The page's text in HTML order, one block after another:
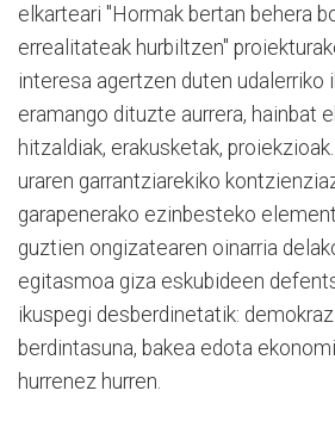
elkarteari "Hormak bertan behera
errealitateak hurbiltzen"
interesa agertzen duten udalerriko
eramango dituzte aurrera, hainbat
hitzaldiak, erakusketak,
uraren garrantziarekiko
garapenerako ezinbesteko
guztien ongizatearen oinarria
egitasmoa giza eskubideen
ikuspegi desberdinetatik:
berdintasuna, bakea edota
hurrenez hurren.